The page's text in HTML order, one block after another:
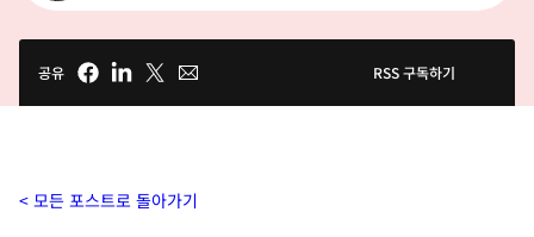
공유 RSS 구독하기
모든 포스트로 돌아가기